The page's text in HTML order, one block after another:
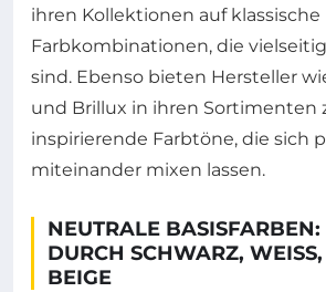
ihren Kollektionen auf klassische
Farbkombinationen, die
sind. Ebenso bieten Hersteller
und Brillux in ihren Sortimenten
inspirierende Farbtöne, die sich
miteinander mixen lassen.
NEUTRALE
DURCH SCHWARZ, WEISS,
EIGE